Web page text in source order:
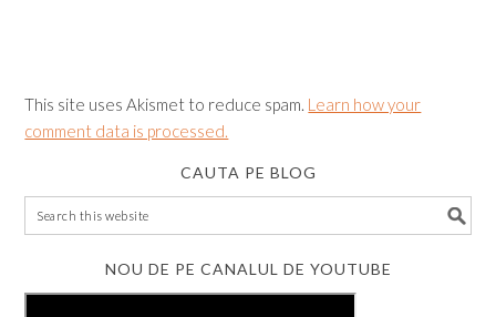
This site uses Akismet to reduce spam. Learn how your
comment data is processed.
CAUTA PE BLOG
NOU DE PE CANALUL DE YOUTUBE